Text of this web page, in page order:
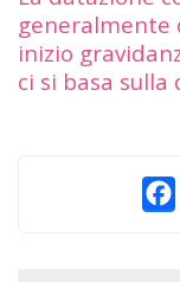
generalmente
inizio
ci si basa